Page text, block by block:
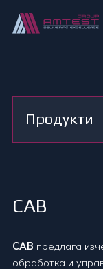
Продукти
CAB
CAB предлага
обработка и